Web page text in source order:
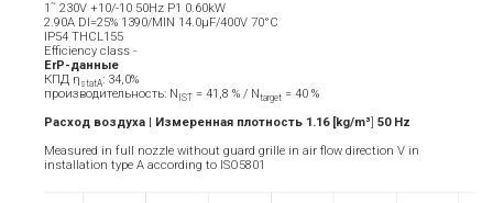
1˜ 230V +10/-10 50Hz P1 0.60kW
2.90A DI=25% 1390/MIN 14.0µF/400V 70°C
IP54 THCL155
Efficiency class -
ErP-данные
КПД η statA: 34,0%
производительность: N IST = 41,8 % / Ntarget = 40 %
Расход воздуха | Измеренная плотность 1.16 [kg/m³ 50 Hz
Measured in full nozzle without guard grille in air flow direction V in
installation type A according to ISO5801